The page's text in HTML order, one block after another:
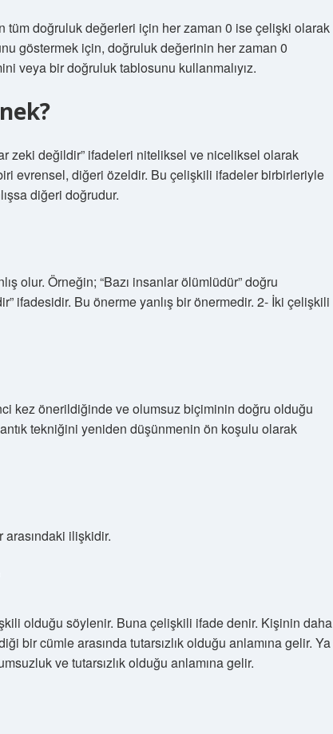
doğruluk değerleri için her zaman 0 ise çelişki olarak
göstermek için, doğruluk değerinin her zaman 0
veya bir doğruluk tablosunu kullanmalıyız.
zeki değildir” ifadeleri niteliksel ve niceliksel olarak
evrensel, diğeri özeldir. Bu çelişkili ifadeler birbirleriyle
diğeri doğrudur.
olur. Örneğin; “Bazı insanlar ölümlüdür” doğru
ifadesidir. Bu önerme yanlış bir önermedir. 2- İki çelişkili
kez önerildiğinde ve olumsuz biçiminin doğru olduğu
tekniğini yeniden düşünmenin ön koşulu olarak
ilişkidir.
olduğu söylenir. Buna çelişkili ifade denir. Kişinin daha
bir cümle arasında tutarsızlık olduğu anlamına gelir. Ya
ve tutarsızlık olduğu anlamına gelir.